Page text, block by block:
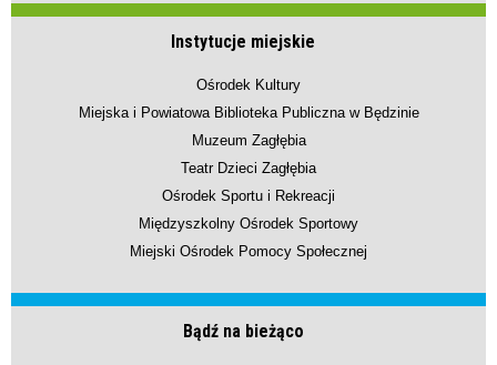
Instytucje miejskie
Ośrodek Kultury
Miejska i Powiatowa Biblioteka Publiczna w Będzinie
Muzeum Zagłębia
Teatr Dzieci Zagłębia
Ośrodek Sportu i Rekreacji
Międzyszkolny Ośrodek Sportowy
Miejski Ośrodek Pomocy Społecznej
Bądź na bieżąco